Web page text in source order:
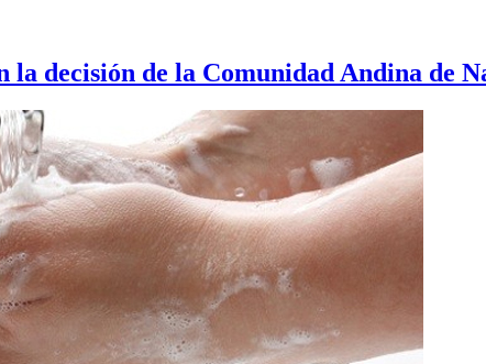
la decisión de la Comunidad Andina de